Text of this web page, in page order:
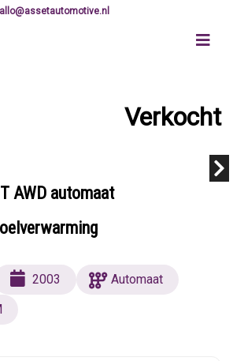
Verkocht
AWD automaat
2003
Automaat